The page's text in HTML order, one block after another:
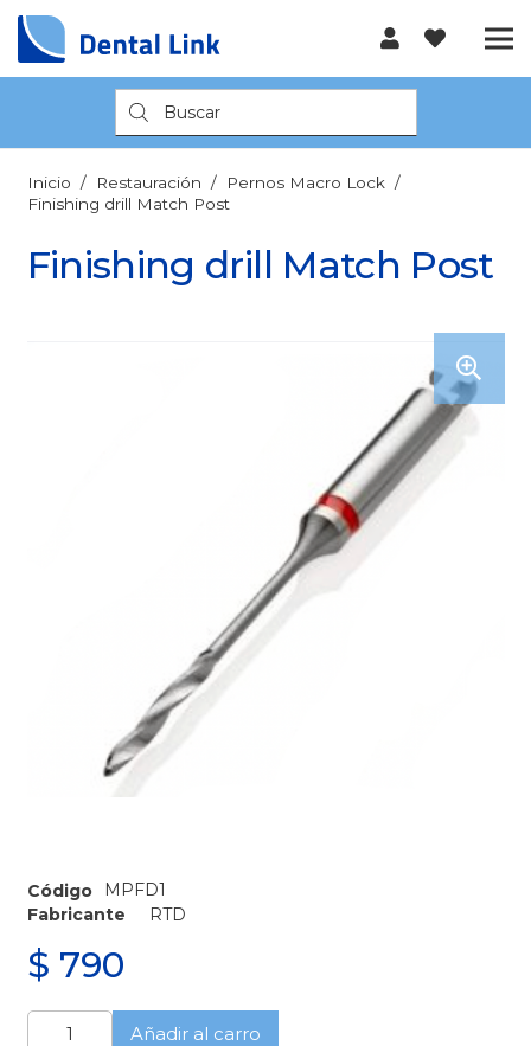
Búsqueda
de
productos
Inicio / Restauración / Pernos Macro Lock /
Finishing drill Match Post
Finishing drill Match Post
Código
MPFD1
Fabricante
RTD
$ 790
Finishing
Añadir al carro